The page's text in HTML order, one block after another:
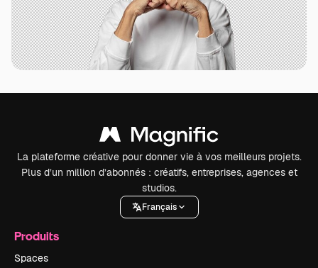
La plateforme créative pour donner vie à vos meilleurs projets.
Plus d’un million d’abonnés : créatifs, entreprises, agences et
studios.
Français
Produits
Spaces